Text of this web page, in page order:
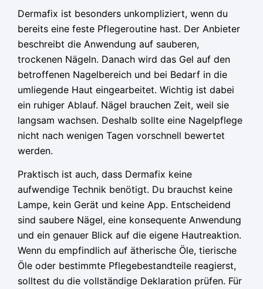
Dermafix ist besonders unkompliziert, wenn du
bereits eine feste Pflegeroutine hast. Der Anbieter
beschreibt die Anwendung auf sauberen,
trockenen Nägeln. Danach wird das Gel auf den
betroffenen Nagelbereich und bei Bedarf in die
umliegende Haut eingearbeitet. Wichtig ist dabei
ein ruhiger Ablauf. Nägel brauchen Zeit, weil sie
langsam wachsen. Deshalb sollte eine Nagelpflege
nicht nach wenigen Tagen vorschnell bewertet
werden.
Praktisch ist auch, dass Dermafix keine
aufwendige Technik benötigt. Du brauchst keine
Lampe, kein Gerät und keine App. Entscheidend
sind saubere Nägel, eine konsequente Anwendung
und ein genauer Blick auf die eigene Hautreaktion.
Wenn du empfindlich auf ätherische Öle, tierische
Öle oder bestimmte Pflegebestandteile reagierst,
solltest du die vollständige Deklaration prüfen. Für